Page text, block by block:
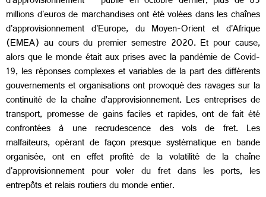
millions d'euros de marchandises ont été volées dans les chaînes
d'approvisionnement d'Europe, du Moyen-Orient et d'Afrique
(EMEA) au cours du premier semestre 2020. Et pour cause,
alors que le monde était aux prises avec la pandémie de Covid-
19, les réponses complexes et variables de la part des différents
gouvernements et organisations ont provoqué des ravages sur la
continuité de la chaîne d’approvisionnement. Les entreprises de
transport, promesse de gains faciles et rapides, ont de fait été
confrontées à une recrudescence des vols de fret. Les
malfaiteurs, opérant de façon presque systématique en bande
organisée, ont en effet profité de la volatilité de la chaîne
d'approvisionnement pour voler du fret dans les ports, les
entrepôts et relais routiers du monde entier.